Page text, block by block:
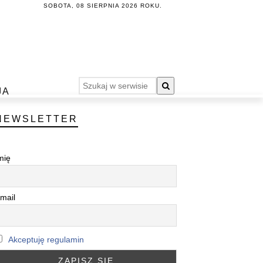
SOBOTA, 08 SIERPNIA 2026 ROKU.
Akceptuję regulamin